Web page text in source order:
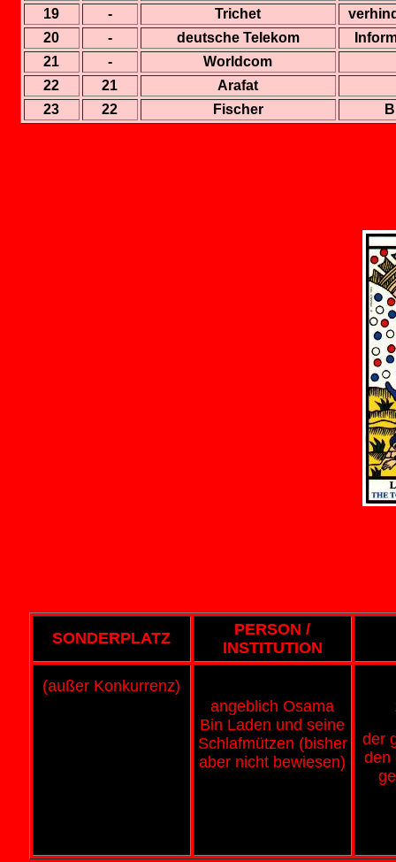
19 - Trichet
20
- deutsche Telekom
21
-
Worldcom
22
21
Arafat
23
22 Fischer
SONDERPLATZ
PERSON /
INSTITUTION
(außer Konkurrenz)
angeblich Osama
Bin Laden und seine
Schlafmützen (bisher
aber nicht bewiesen)
der
den